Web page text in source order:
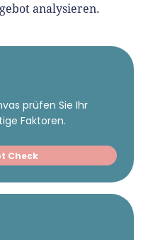
analysieren.
prüfen Sie Ihr
Faktoren.
Check